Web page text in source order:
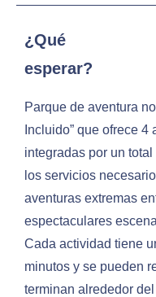
¿Qué
esperar?
Parque de aventura
Incluido” que ofrece
integradas por un
los servicios
aventuras extremas
espectaculares
Cada actividad tiene
minutos y se pueden
terminan alrededor